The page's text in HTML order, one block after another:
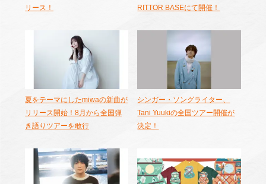
リース！
RITTOR BASEにて開催！
夏をテーマにしたmiwaの新曲が
リリース開始！8月から全国弾
き語りツアーを敢行
シンガー・ソングライター、
Tani Yuukiの全国ツアー開催が
決定！